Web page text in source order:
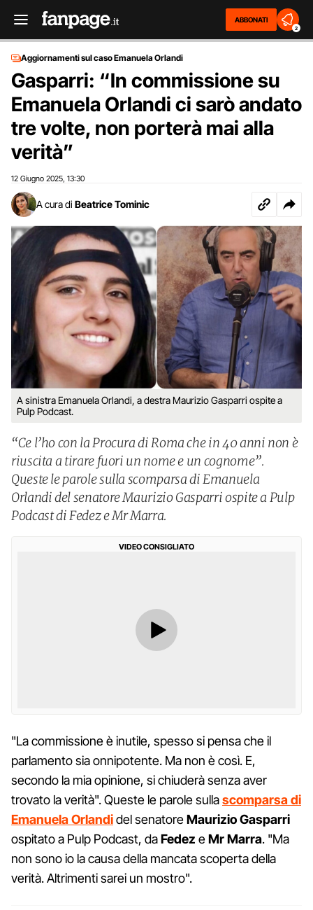
ABBONATI
2
Aggiornamenti sul caso Emanuela Orlandi
Gasparri: “In commissione su
Emanuela Orlandi ci sarò andato
tre volte, non porterà mai alla
verità”
12 Giugno 2025 13:30
A cura di Beatrice Tominic
A sinistra Emanuela Orlandi, a destra Maurizio Gasparri ospite a
Pulp Podcast.
“Ce l’ho con la Procura di Roma che in 40 anni non è
riuscita a tirare fuori un nome e un cognome”.
Queste le parole sulla scomparsa di Emanuela
Orlandi del senatore Maurizio Gasparri ospite a Pulp
Podcast di Fedez e Mr Marra.
VIDEO CONSIGLIATO
"La commissione è inutile, spesso si pensa che il
parlamento sia onnipotente. Ma non è così. E,
secondo la mia opinione, si chiuderà senza aver
trovato la verità". Queste le parole sullascomparsa di
Emanuela Orlandidel senatoreMaurizio Gasparri
ospitato a Pulp Podcast, daFedez eMr Marra. "Ma
non sono io la causa della mancata scoperta della
verità. Altrimenti sarei un mostro".